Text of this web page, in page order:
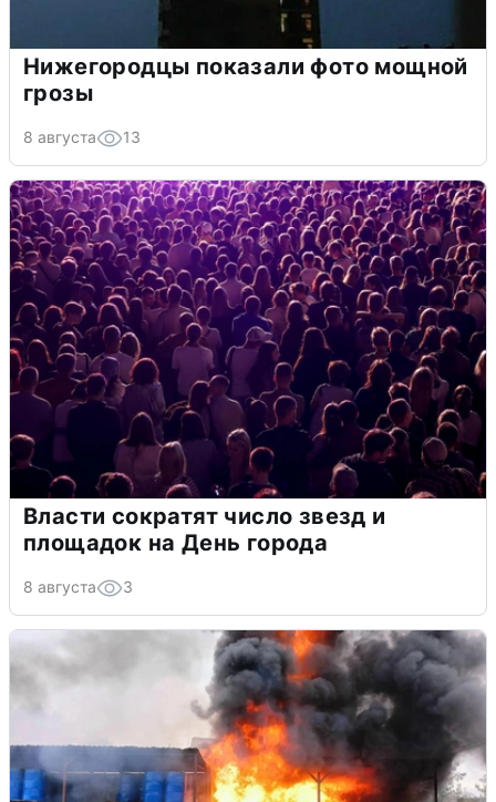
Нижегородцы показали фото мощной
грозы
8 августа 13
Власти сократят число звезд и
площадок на День города
8 августа 3